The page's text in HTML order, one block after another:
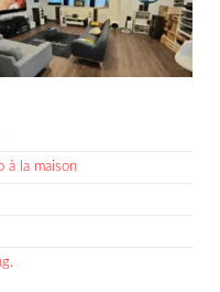
à la maison